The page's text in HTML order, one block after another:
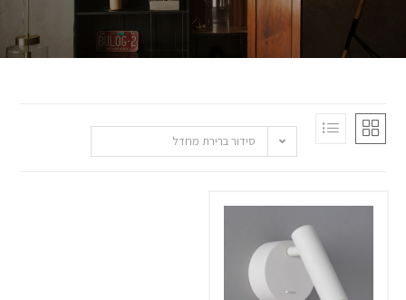
סידור ברירת מחדל